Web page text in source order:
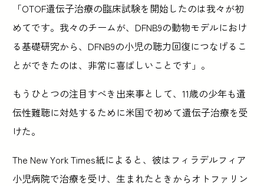
「OTOF遺伝子治療の臨床試験を開始したのは我々が初
めてです。我々のチームが、DFNB9の動物モデルにおけ
る基礎研究から、DFNB9の小児の聴力回復につなげるこ
とができたのは、非常に喜ばしいことです」。
もうひとつの注目すべき出来事として、11歳の少年も遺
伝性難聴に対処するために米国で初めて遺伝子治療を受
けた。
The New York Times紙によると、彼はフィラデルフィア
小児病院で治療を受け、生まれたときからオトファリン